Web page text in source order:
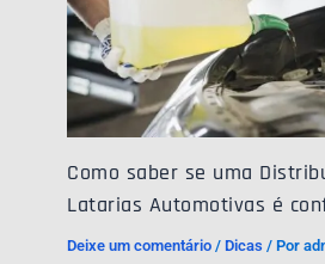
Como saber se uma
Latarias Automotivas é
Deixe um comentário / Dicas / Por